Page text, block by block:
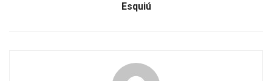
Esquiú